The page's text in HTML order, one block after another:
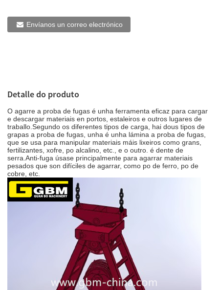
Envíanos un correo electrónico
Detalle do produto
O agarre a proba de fugas é unha ferramenta eficaz para cargar
e descargar materiais en portos, estaleiros e outros lugares de
traballo.Segundo os diferentes tipos de carga, hai dous tipos de
grapas a proba de fugas, unha é unha lámina a proba de fugas,
que se usa para manipular materiais máis lixeiros como grans,
fertilizantes, xofre, po alcalino, etc., e o outro. é dente de
serra.Anti-fuga úsase principalmente para agarrar materiais
pesados ​​que son difíciles de agarrar, como po de ferro, po de
cobre, etc.